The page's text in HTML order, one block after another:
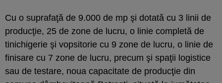
Cu o suprafaţă de 9.000 de mp şi dotată cu 3 linii de
producţie, 25 de zone de lucru, o linie completă de
tinichigerie şi vopsitorie cu 9 zone de lucru, o linie de
finisare cu 7 zone de lucru, precum şi spaţii logistice
sau de testare, noua capacitate de producţie din